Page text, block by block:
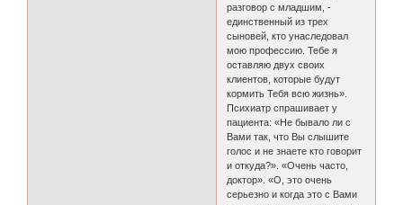
разговор с младшим, -
единственный из трех
сыновей, кто унаследовал
мою профессию. Тебе я
оставляю двух своих
клиентов, которые будут
кормить Тебя всю жизнь».
Психиатр спрашивает у
пациента: «Не бывало ли с
Вами так, что Вы слышите
голос и не знаете кто говорит
и откуда?». «Очень часто,
доктор». «О, это очень
серьезно и когда это с Вами